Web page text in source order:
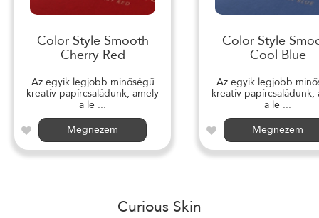
Color Style Smooth
Cherry Red
Az egyik legjobb minőségű
kreatív papírcsaládunk, amely
a le ...
Megnézem
Color Style
Cool Blue
Az egyik legjobb
kreatív papírcsaládunk,
a le ...
Megnézem
Curious Skin